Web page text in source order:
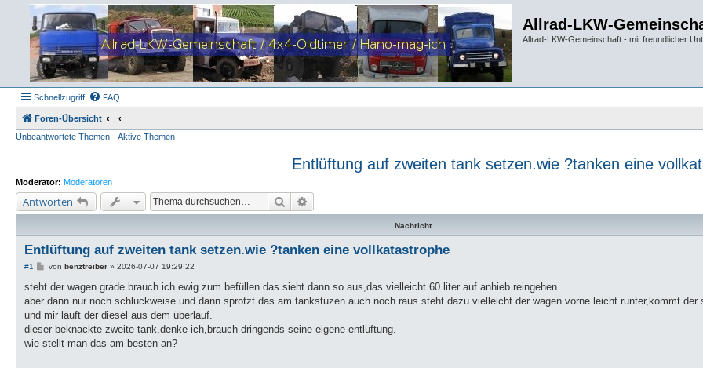
Allrad-LKW-
Allrad-LKW-Gemeinschaft - mit freundlicher
Schnellzugriff FAQ
Foren-Übersicht
Unbeantwortete Themen
Aktive Themen
Entlüftung auf zweiten tank setzen.wie ?tanken eine
Moderator: Moderatoren
Antworten Suche
Nachricht
Entlüftung auf zweiten tank setzen.wie ?tanken eine vollkatastrophe
#1
B
i
r
a
von benztreiber» 2026-07-07 19:29:22
steht der wagen grade brauch ich ewig zum befüllen.das sieht dann so aus,das vielleicht 60 liter auf anhieb reingehen
aber dann nur noch schluckweise.und dann sprotzt das am tankstuzen auch noch raus.steht dazu vielleicht der wagen vorne leicht runter,kommt der
und mir läuft der diesel aus dem überlauf.
dieser beknackte zweite tank,denke ich,brauch dringends seine eigene entlüftung.
wie stellt man das am besten an?